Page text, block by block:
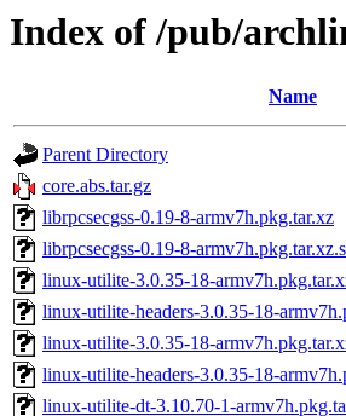
Index of /pub/
Name
Parent Directory
core.abs.tar.gz
librpcsecgss-0.19-8-armv7h.pkg.tar.xz
librpcsecgss-0.19-8-
linux-utilite-3.0.35-18-
linux-utilite-headers-3.0.35-18-
linux-utilite-3.0.35-18-
linux-utilite-headers-3.0.35-18-
linux-utilite-dt-3.10.70-1-